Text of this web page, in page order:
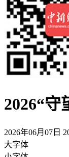
2026“守
2026年06月07日
大字体